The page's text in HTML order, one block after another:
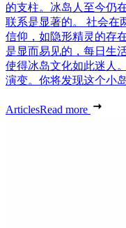
的支柱。冰岛人至今仍
联系是显著的。 社会在
信仰，如隐形精灵的存
是显而易见的，每日生
使得冰岛文化如此迷人
演变。你将发现这个小
ArticlesRead more